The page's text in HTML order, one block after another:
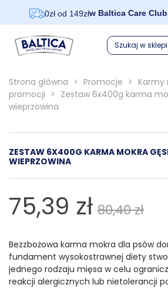
0zł od 149złw Baltica Care Club
Szukaj w
Strona główna > Promocje > Karmy
promocji > Zestaw 6x400g karma
wieprzowina
ZESTAW 6X400G KARMA MOKRA
WIEPRZOWINA
75,39 zł 80,40 zł
Bezzbożowa karma mokra dla psów
fundament wysokostrawnej diety
jednego rodzaju mięsa w celu
reakcji alergicznych lub nietolerancji